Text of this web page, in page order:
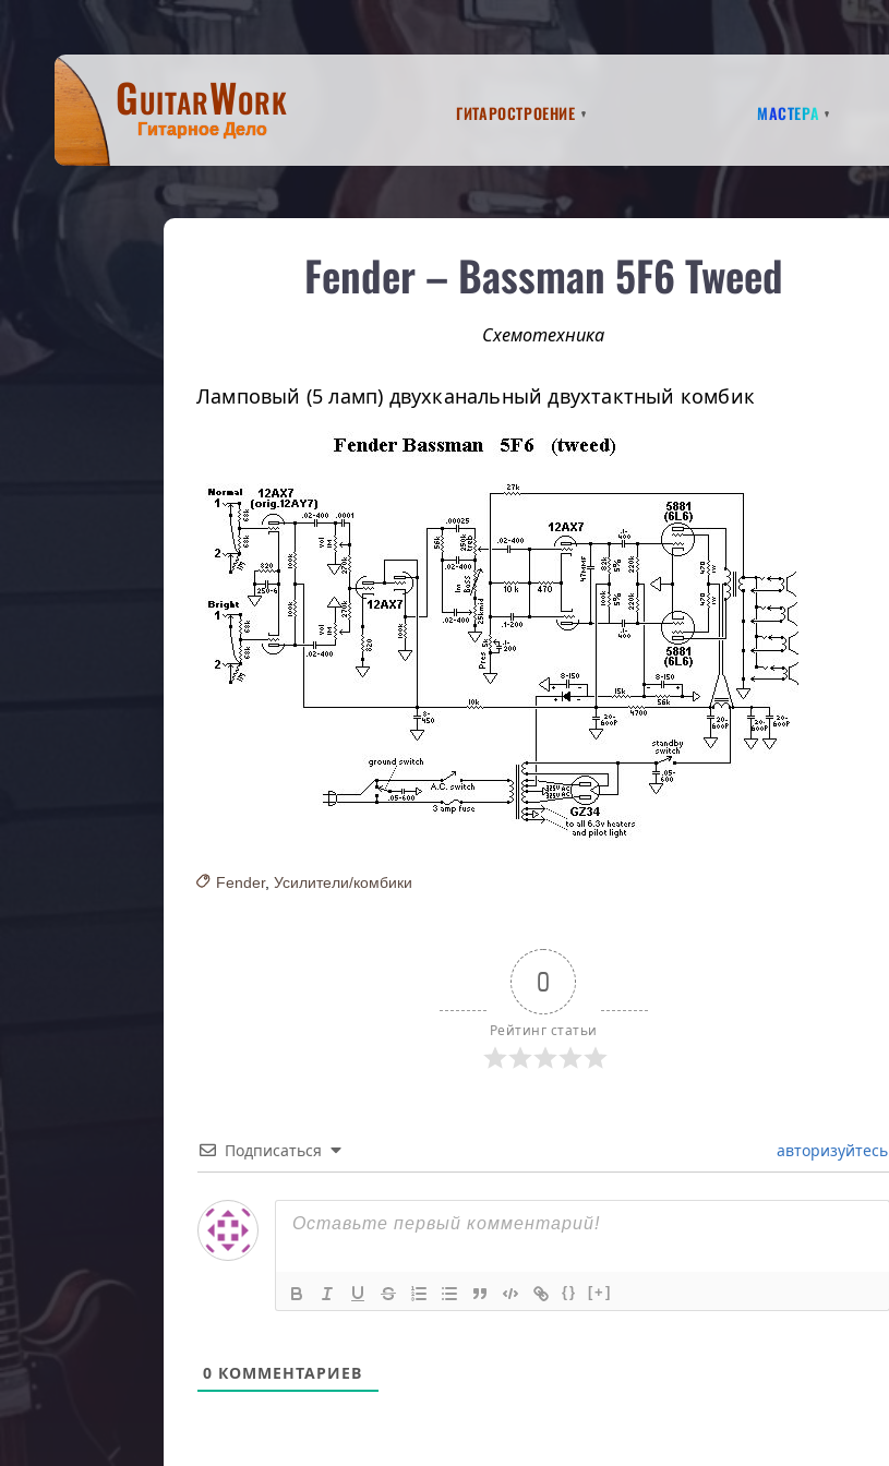
GuitarWork
Гитарное Дело
Гитаростроение Мастера
Fender – Bassman 5F6 Tweed
Схемотехника
Ламповый (5 ламп) двухканальный двухтактный комбик
Fender, Усилители/комбики
0
Рейтинг статьи
Подписаться авторизуйтесь
{} [+]
0 КОММЕНТАРИЕВ